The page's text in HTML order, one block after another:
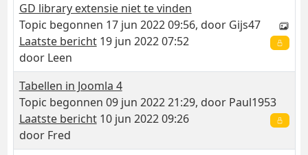
GD library extensie niet te vinden
Topic begonnen 17 jun 2022 09:56, door Gijs47
Laatste bericht19 jun 2022 07:52
door Leen
Tabellen in Joomla 4
Topic begonnen 09 jun 2022 21:29, door Paul1953
Laatste bericht10 jun 2022 09:26
door Fred